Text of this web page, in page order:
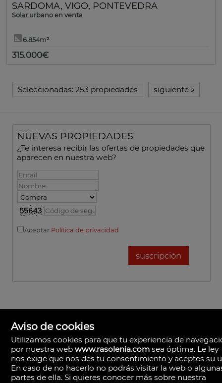
SARDOMA, VIGO, PONTEVEDRA
Solar urbano en venta
6.854m²
315.000€
Seleccionadas: 253 propiedades siguiente »
NUEVAS PROPIEDADES
¿Te interesa recibir las ofertas de propiedades que
aparecen en nuestra web?
Aceptar Política de privacidad
Aviso de cookies
Utilizamos cookies para que tu experiencia de
por nuestra webwww.rasolenia.com sea óptima. Le ley
nos exige que nos des tu consentimiento y aceptes su
En caso de no hacerlo no podrás visitar la web o
partes de ella. Si quieres conocer más sobre nuestra